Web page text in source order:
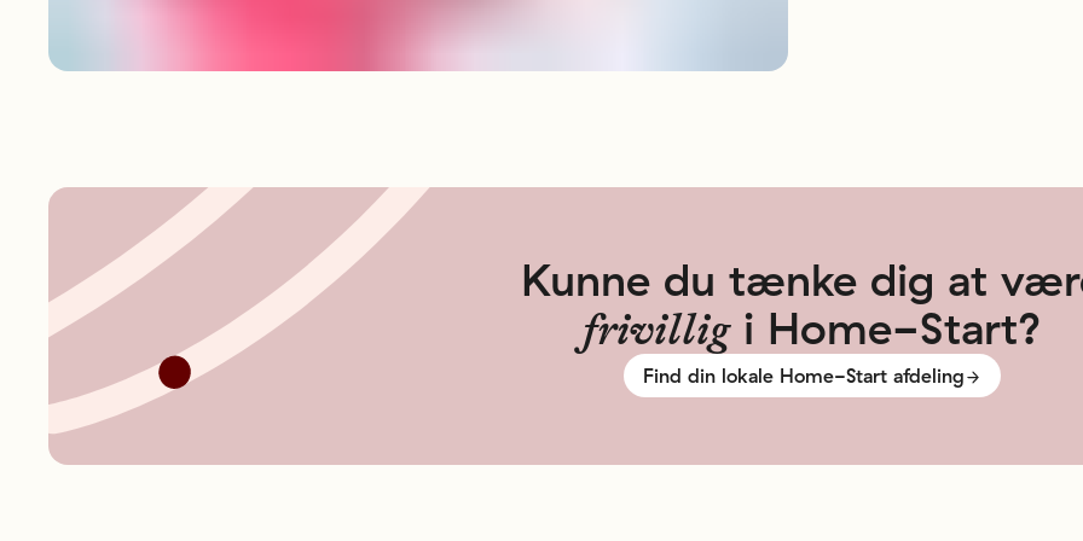
Kunne du tænke dig at
frivillig i Home-Start?
Find din lokale Home-Start afdeling